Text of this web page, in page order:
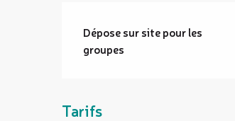
Dépose sur site pour les
groupes
Tarifs